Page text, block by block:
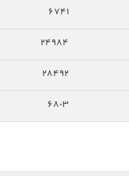
6741
24984
28492
6803